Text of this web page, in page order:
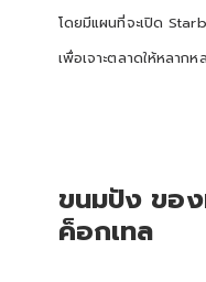
โดยมีแผนที่จะเปิด
เพื่อเจาะตลาดให้หลาก
ขนมปัง ของ
ค็อกเทล